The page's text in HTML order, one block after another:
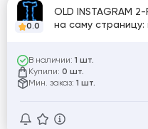
0.0
OLD INSTAGRAM
на саму
В наличии: 1 шт.
Купили: 0 шт.
Мин. заказ: 1 шт.